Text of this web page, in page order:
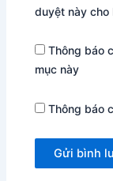
duyệt này cho
Thông báo
mục này
Thông báo